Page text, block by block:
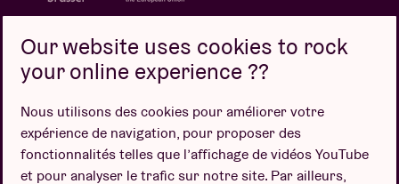
Politique de confidentialité
Politique de cookies
Conditions de vente
Design par
Our website uses cookies to rock
your online experience ??
Nous utilisons des cookies pour améliorer votre
expérience de navigation, pour proposer des
fonctionnalités telles que l’affichage de vidéos YouTube
et pour analyser le trafic sur notre site. Par ailleurs,